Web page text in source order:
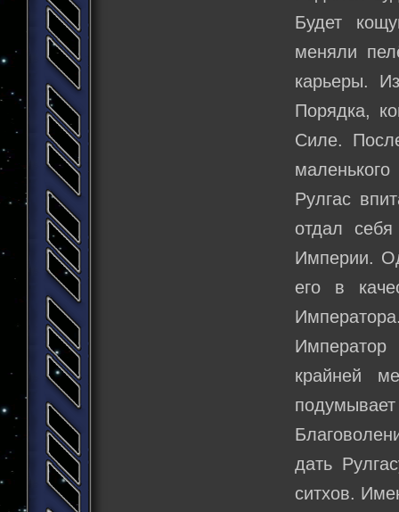
Будет
меняли
карьеры.
Порядка,
Силе.
Рулгас
отдал
Империи.
его в
Император
крайней
дать
ситхов.